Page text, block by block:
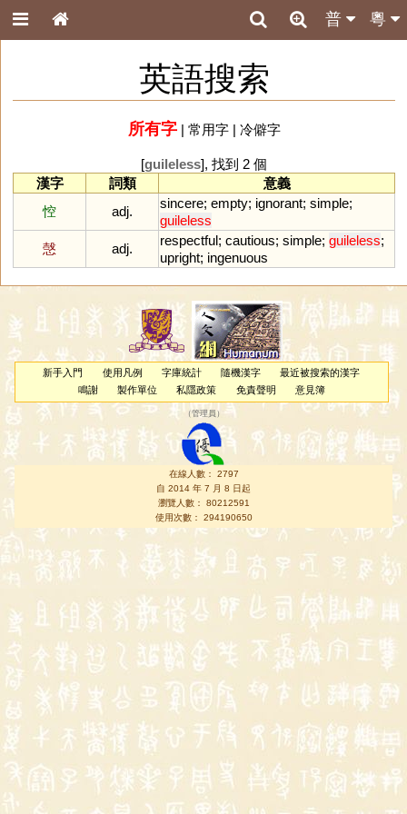
粵
普
英語搜索
所有字| 常用字| 冷僻字
[guileless], 找到 2 個
漢字
詞類
意義
悾
adj.
sincere; empty; ignorant; simple;
guileless
愨
adj.
respectful; cautious; simple; guileless;
upright; ingenuous
新手入門 使用凡例 字庫統計 隨機漢字
最近被搜索的漢字
鳴謝
製作單位 私隱政策 免責聲明 意見簿
（管理員 ）
在線人數： 2797
自 2014 年 7 月 8 日起
瀏覽人數： 80212591
使用次數： 294190650